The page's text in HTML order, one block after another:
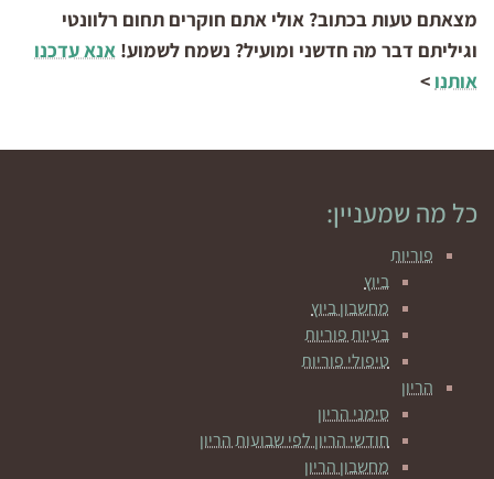
מצאתם טעות בכתוב? אולי אתם חוקרים תחום רלוונטי
וגיליתם דבר מה חדשני ומועיל? נשמח לשמוע! אנא עדכנו
אותנו >
כל מה שמעניין:
פוריות
ביוץ
מחשבון ביוץ
בעיות פוריות
טיפולי פוריות
הריון
סימני הריון
חודשי הריון לפי שבועות הריון
מחשבון הריון